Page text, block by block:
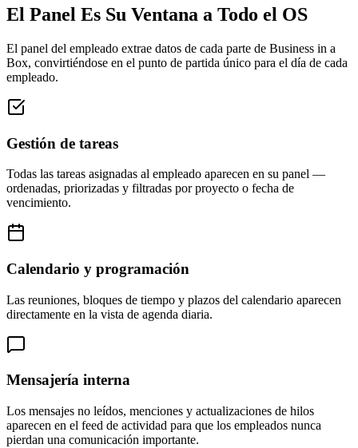
El Panel Es Su Ventana a Todo el OS
El panel del empleado extrae datos de cada parte de Business in a
Box, convirtiéndose en el punto de partida único para el día de cada
empleado.
Gestión de tareas
Todas las tareas asignadas al empleado aparecen en su panel —
ordenadas, priorizadas y filtradas por proyecto o fecha de
vencimiento.
Calendario y programación
Las reuniones, bloques de tiempo y plazos del calendario aparecen
directamente en la vista de agenda diaria.
Mensajería interna
Los mensajes no leídos, menciones y actualizaciones de hilos
aparecen en el feed de actividad para que los empleados nunca
pierdan una comunicación importante.